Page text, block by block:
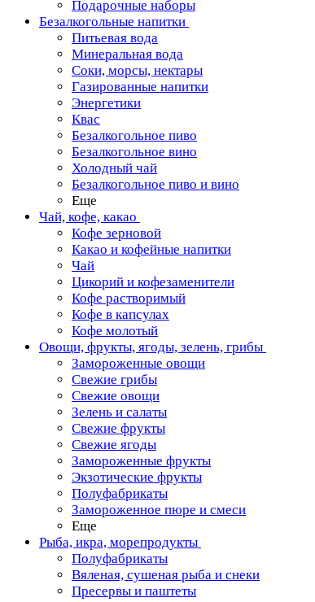
Подарочные наборы
Безалкогольные напитки
Питьевая вода
Минеральная вода
Соки, морсы, нектары
Газированные напитки
Энергетики
Квас
Безалкогольное пиво
Безалкогольное вино
Холодный чай
Безалкогольное пиво и вино
Еще
Чай, кофе, какао
Кофе зерновой
Какао и кофейные напитки
Чай
Цикорий и кофезаменители
Кофе растворимый
Кофе в капсулах
Кофе молотый
Овощи, фрукты, ягоды, зелень, грибы
Замороженные овощи
Свежие грибы
Свежие овощи
Зелень и салаты
Свежие фрукты
Свежие ягоды
Замороженные фрукты
Экзотические фрукты
Полуфабрикаты
Замороженное пюре и смеси
Еще
Рыба, икра, морепродукты
Полуфабрикаты
Вяленая, сушеная рыба и снеки
Пресервы и паштеты